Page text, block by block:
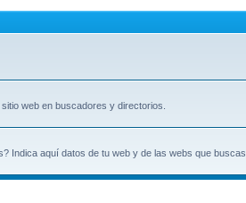
web en buscadores y directorios.
Indica aquí datos de tu web y de las webs que buscas.